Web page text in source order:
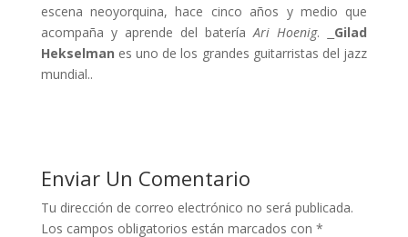
escena neoyorquina, hace cinco años y medio que
acompaña y aprende del bateríaAri Hoenig.
Gilad
Hekselman es uno de los grandes guitarristas del jazz
mundial..
Enviar Un Comentario
Tu dirección de correo electrónico no será publicada.
Los campos obligatorios están marcados con *